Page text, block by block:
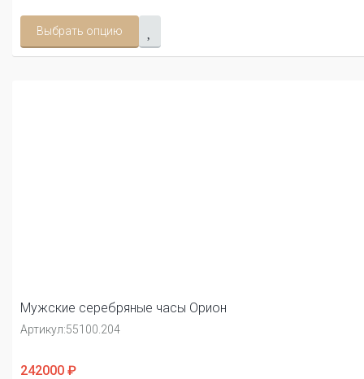
Выбрать опцию
Мужские серебряные часы Орион
Артикул:55100.204
242000 ₽